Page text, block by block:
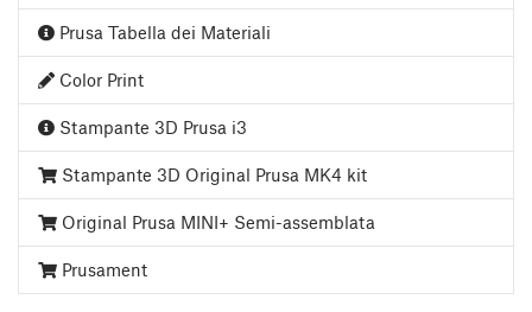
Prusa Tabella dei Materiali
Color Print
Stampante 3D Prusa i3
Stampante 3D Original Prusa MK4 kit
Original Prusa MINI+ Semi-assemblata
Prusament